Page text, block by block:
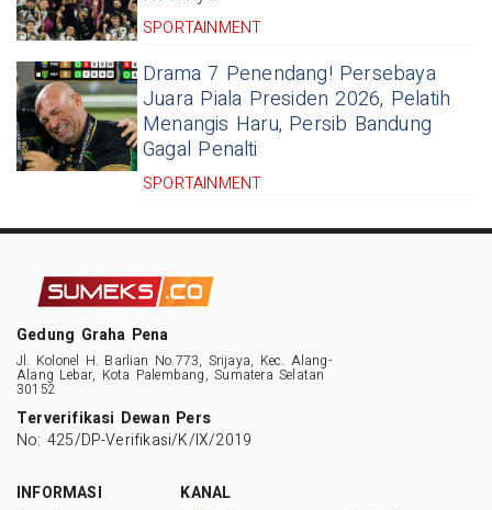
SPORTAINMENT
Drama 7 Penendang! Persebaya
Juara Piala Presiden 2026, Pelatih
Menangis Haru, Persib Bandung
Gagal Penalti
SPORTAINMENT
Gedung Graha Pena
Jl. Kolonel H. Barlian No.773, Srijaya, Kec. Alang-
Alang Lebar, Kota Palembang, Sumatera Selatan
30152
Terverifikasi Dewan Pers
No: 425/DP-Verifikasi/K/IX/2019
INFORMASI
KANAL